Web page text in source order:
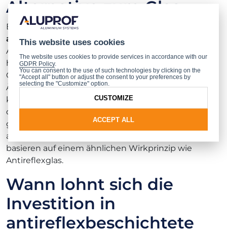
Alternative zum Glas
Eine praktische Alternative zu
antireflexbeschichteten Fenstern
Antireflexionsfolien, die sich problemlos auf
herkömmliche Fensterscheiben aufbringen lassen.
Obwohl sie nicht die gleiche Langlebigkeit und
Ästhetik wie Antireflexglas bieten, stellen sie eine
kostengünstige Option dar – ideal für all jene, die
den Wohnkomfort verbessern möchten, ohne die
gesamte Fensterkonstruktion bzw. -verkleidung
austauschen zu müssen. Antireflexionsfolien
basieren auf einem ähnlichen Wirkprinzip wie
Antireflexglas.
Wann lohnt sich die
Investition in
antireflexbeschichtete
This website uses cookies
The website uses cookies to provide services in accordance with our
GDPR Policy.
You can consent to the use of such technologies by clicking on the
"Accept all" button or adjust the consent to your preferences by
selecting the "Customize" option.
ACCEPT ALL
CUSTOMIZE